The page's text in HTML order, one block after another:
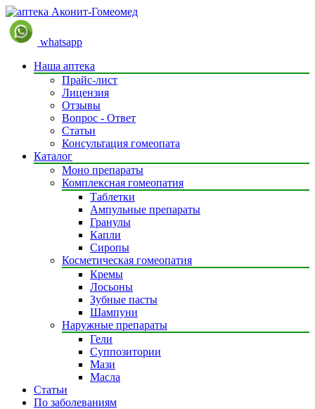
whatsapp
Наша аптека
Прайс-лист
Лицензия
Отзывы
Вопрос - Ответ
Статьи
Консультация гомеопата
Каталог
Моно препараты
Комплексная гомеопатия
Таблетки
Ампульные препараты
Гранулы
Капли
Сиропы
Косметическая гомеопатия
Кремы
Лосьоны
Зубные пасты
Шампуни
Наружные препараты
Гели
Суппозитории
Мази
Масла
Статьи
По заболеваниям